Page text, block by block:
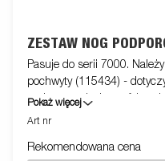
ZESTAW NÓG
Pasuje do serii 7000.
pochwyty (115434) -
podporowych do szafek z
Pokaż więcej
Art nr
Rekomendowana cena